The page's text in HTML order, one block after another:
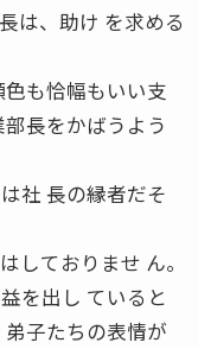
は、助け を求める
も恰幅もいい支
長をかばうよう
社 長の縁者だそ
しておりませ ん。
を出し ていると
子たちの表情が